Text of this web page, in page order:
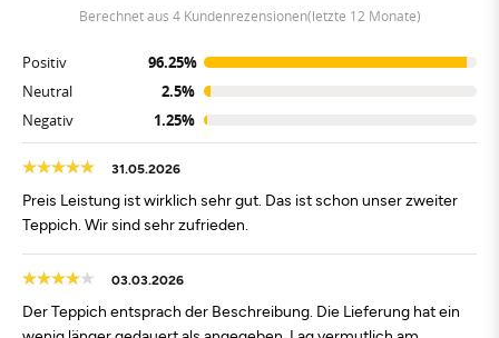
berechnet aus 4 Kundenrezensionen(letzte 12 Monate)
Positiv
96.25%
Neutral
2.5%
Negativ
1.25%
31.05.2026
Preis Leistung ist wirklich sehr gut. Das ist schon unser zweiter
Teppich. Wir sind sehr zufrieden.
03.03.2026
Der Teppich entsprach der Beschreibung. Die Lieferung hat ein